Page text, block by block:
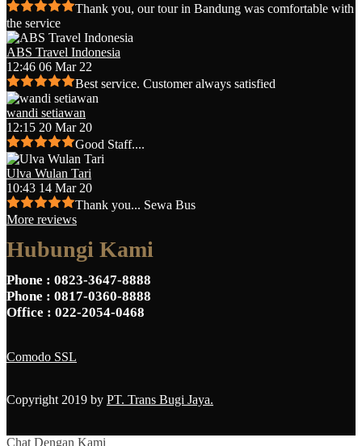
Thank you, our tour in Bandung was comfortable with
the service
ABS Travel Indonesia
12:46 06 Mar 22
Best service. Customer always satisfied
wandi setiawan
12:15 20 Mar 20
Good Staff....
Ulva Wulan Tari
10:43 14 Mar 20
Thank you... Sewa Bus
More reviews
Hubungi Kami
Phone : 0823-3647-8888
Phone : 0817-0360-8888
Office : 022-2054-0468
Comodo SSL
Copyright 2019 by PT. Trans Bugi Jaya.
Chat Dengan Kami